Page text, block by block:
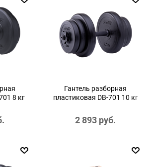
8 кг
Гантель разборная
пластиковая DB-701 10 кг
2 893 руб.